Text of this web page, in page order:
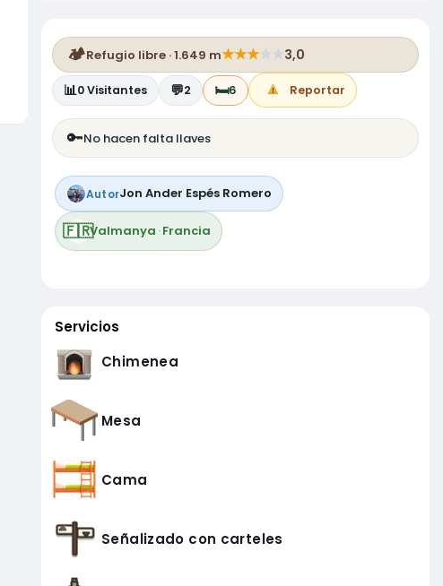
🏕️Refugio libre · 1.649 m★★★★ ★3,0
📊0Visitantes 💬2 🛏️6 Reportar
🔑No hacen falta llaves
AutorJon Ander Espés Romero
🇫🇷Valmanya ·Francia
Servicios
Chimenea
Mesa
Cama
Señalizado con carteles